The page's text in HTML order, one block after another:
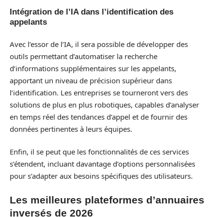
Intégration de l’IA dans l’identification des
appelants
Avec l’essor de l’IA, il sera possible de développer des
outils permettant d’automatiser la recherche
d’informations supplémentaires sur les appelants,
apportant un niveau de précision supérieur dans
l’identification. Les entreprises se tourneront vers des
solutions de plus en plus robotiques, capables d’analyser
en temps réel des tendances d’appel et de fournir des
données pertinentes à leurs équipes.
Enfin, il se peut que les fonctionnalités de ces services
s’étendent, incluant davantage d’options personnalisées
pour s’adapter aux besoins spécifiques des utilisateurs.
Les meilleures plateformes d’annuaires
inversés de 2026